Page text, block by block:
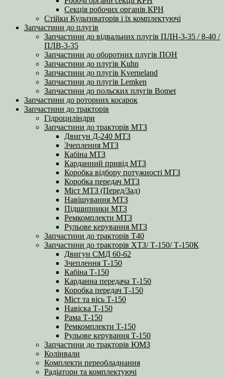
Секція робочих органів КРН
Стійки Культиваторів і їх комплектуючі
Запчастини до плугів
Запчастини до відвальних плугів ПЛН-3-35 / 8-40 /
ПЛВ-3-35
Запчастини до оборотних плугів ПОН
Запчастини до плугів Kuhn
Запчастини до плугів Kverneland
Запчастини до плугів Lemken
Запчастини до польских плугів Bomet
Запчастини до роторних косарок
Запчастини до тракторів
Гідроциліндри
Запчастини до тракторів МТЗ
Двигун Д-240 МТЗ
Зчеплення МТЗ
Кабіна МТЗ
Карданний привід МТЗ
Коробка відбору потужності МТЗ
Коробка передач МТЗ
Міст МТЗ (Перед/Зад)
Навішування МТЗ
Підшипники МТЗ
Ремкомплекти МТЗ
Рульове керування МТЗ
Запчастини до тракторів Т40
Запчастини до тракторів ХТЗ/ Т-150/ Т-150К
Двигун СМД 60-62
Зчеплення Т-150
Кабіна Т-150
Карданна передача Т-150
Коробка передач Т-150
Міст та вісь Т-150
Навіска Т-150
Рама Т-150
Ремкомплекти Т-150
Рульове керування Т-150
Запчастини до тракторів ЮМЗ
Колінвали
Комплекти переобладнання
Радіатори та комплектуючі